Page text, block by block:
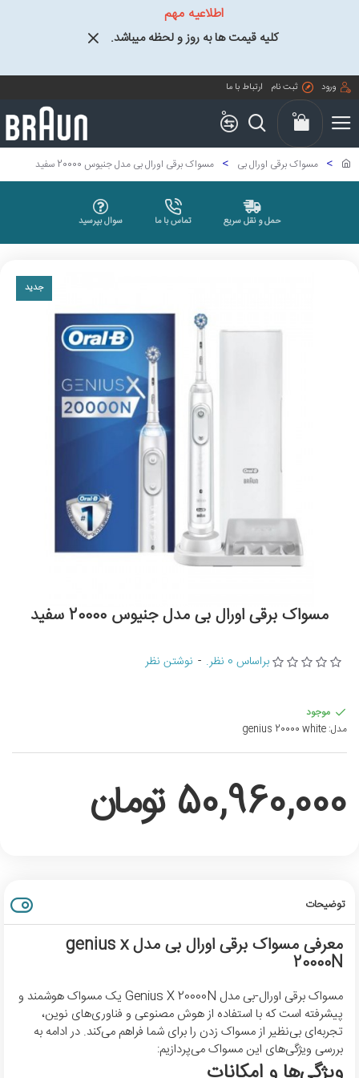
اطلاعیه مهم
کلیه قیمت ها به روز و لحظه میباشد.
ورود ثبت نام ارتباط با ما
0 0
مسواک برقی اورال بی مسواک برقی اورال بی مدل جنیوس 20000 سفید
حمل و نقل سریع تماس با ما سوال بپرسید
جدید
مسواک برقی اورال بی مدل جنیوس 20000 سفید
موجود
مدل:genius 20000 white
براساس 0 نظر. - نوشتن نظر
50,960,000 تومان
توضیحات
معرفی مسواک برقی اورال بی مدل genius x
20000N
مسواک برقی اورال-بی مدل Genius X 20000N یک مسواک هوشمند و
پیشرفته است که با استفاده از هوش مصنوعی و فناوری‌های نوین،
تجربه‌ای بی‌نظیر از مسواک زدن را برای شما فراهم می‌کند. در ادامه به
بررسی ویژگی‌های این مسواک می‌پردازیم: